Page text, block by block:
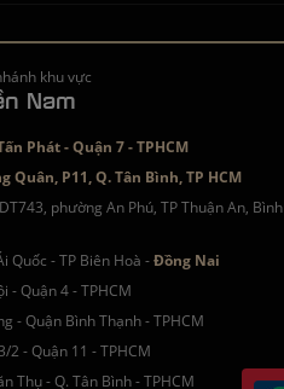
khu vực
Nam
Phát - Quận 7 - TPHCM
Quân, P11, Q. Tân Bình, TP HCM
phường An Phú, TP Thuận An, Bình
Quốc - TP Biên Hoà -Đồng Nai
- Quận 4 - TPHCM
- Quận Bình Thạnh - TPHCM
2 - Quận 11 - TPHCM
Thụ - Q. Tân Bình - TPHCM